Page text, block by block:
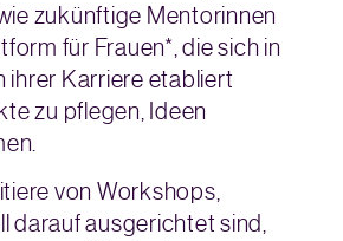
zukünftige Mentorinnen
für Frauen*, die sich in
ihrer Karriere etabliert
zu pflegen, Ideen
von Workshops,
darauf ausgerichtet sind,